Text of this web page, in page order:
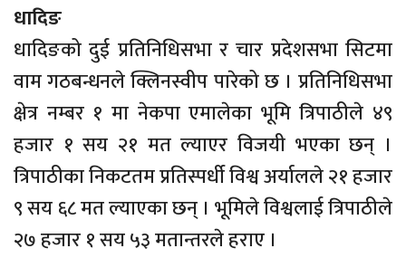
धादिङ
धादिङको दुई प्रतिनिधिसभा र चार प्रदेशसभा सिटमा
वाम गठबन्धनले क्लिनस्वीप पारेको छ । प्रतिनिधिसभा
क्षेत्र नम्बर १ मा नेकपा एमालेका भूमि त्रिपाठीले ४९
हजार १ सय २१ मत ल्याएर विजयी भएका छन् ।
त्रिपाठीका निकटतम प्रतिस्पर्धी विश्व अर्यालले २१ हजार
९ सय ६८ मत ल्याएका छन् । भूमिले विश्वलाई त्रिपाठीले
२७ हजार १ सय ५३ मतान्तरले हराए ।